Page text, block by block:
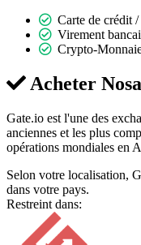
Carte de crédit
Virement
Crypto-
Acheter
Gate.io est l'une des
anciennes et les plus
opérations mondiales en
Selon votre localisation,
dans votre pays.
Restreint dans: